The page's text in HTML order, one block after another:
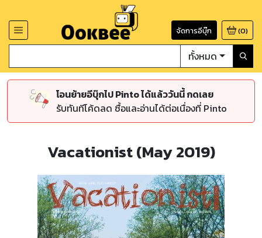
จัดการอีบุ๊ก (0)
ทั้งหมด
โอนย้ายอีบุ๊กไป Pinto ได้แล้ววันนี้ กดเลย
รับทันทีโค้ดลด ซื้อและอ่านได้ต่อเนื่องที่ Pinto
Vacationist (May 2019)